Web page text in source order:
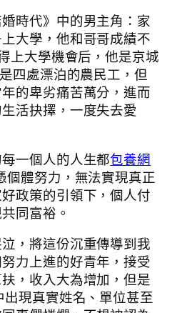
時代》中的男主角：家
大學，他和哥哥成績不
上大學機會后，他是京城
四處漂泊的農民工，但
的卑劣痛苦萬分，進而
活抉擇，一度失去愛
一個人的人生都包養網
個體努力，無法實現真正
政策的引領下，個人付
同富裕。
，將這份沉重傳導到我
力上進的好青年，接受
，收入大為增加，但是
現真實姓名、單位甚至